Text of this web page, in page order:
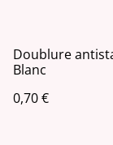
Doublure
Blanc
0,70 €